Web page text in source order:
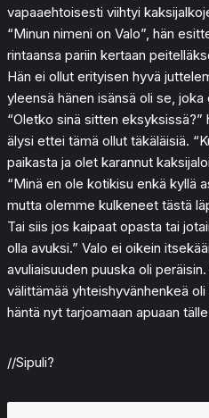
vapaaehtoisesti viihtyi
“Minun nimeni on Valo”, hän
rintaansa pariin kertaan
Hän ei ollut erityisen hyvä
yleensä hänen isänsä oli se,
“Oletko sinä sitten eksyksissä?”
älysi ettei tämä ollut täkäläisiä.
paikasta ja olet karannut
“Minä en ole kotikisu enkä kyllä
mutta olemme kulkeneet tästä
Tai siis jos kaipaat opasta tai
olla avuksi.” Valo ei oikein
avuliaisuuden puuska oli
välittämää yhteishyvänhenkeä
häntä nyt tarjoamaan apuaan
//Sipuli?